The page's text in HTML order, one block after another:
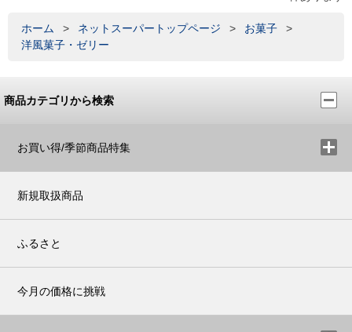
ホーム > ネットスーパートップページ > お菓子
>
洋風菓子・ゼリー
商品カテゴリから検索
お買い得/季節商品特集
新規取扱商品
ふるさと
今月の価格に挑戦